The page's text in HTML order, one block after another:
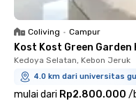
Coliving • Campur
Kost Kost Green Garden
Kedoya Selatan, Kebon Jeruk
4.0 km dari universitas
mulai dari Rp2.800.000 /